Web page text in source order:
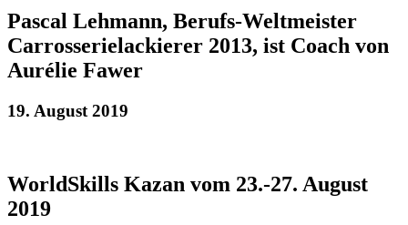
Pascal Lehmann, Berufs-Weltmeister
Carrosserielackierer 2013, ist Coach von
Aurélie Fawer
19. August 2019
WorldSkills Kazan vom 23.-27. August
2019